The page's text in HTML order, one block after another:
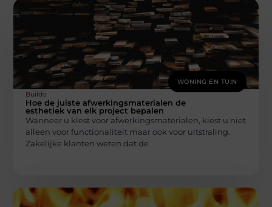
WONING EN TUIN
Builds
Hoe de juiste afwerkingsmaterialen de
esthetiek van elk project bepalen
Wanneer u kiest voor afwerkingsmaterialen, kiest u niet
alleen voor functionaliteit maar ook voor uitstraling.
Zakelijke klanten weten dat de